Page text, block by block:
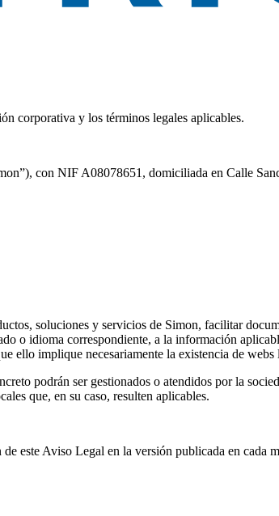
corporativa y los términos legales aplicables.
con NIF A08078651, domiciliada en Calle
soluciones y servicios de Simon, facilitar
o idioma correspondiente, a la información
implique necesariamente la existencia de webs
podrán ser gestionados o atendidos por la
que, en su caso, resulten aplicables.
este Aviso Legal en la versión publicada en cada